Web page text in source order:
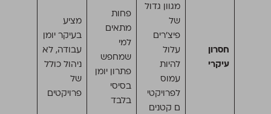
חסרון
עיקרי
מגוון גדול
של
פיצ’רים
עלול
להיות
עמוס
לפרויקטי
ם קטנים
פחות
מתאים
למי
שמחפש
פתרון יומן
בסיסי
בלבד
מציע
בעיקר יומן
עבודה, לא
ניהול כולל
של
פרויקטים